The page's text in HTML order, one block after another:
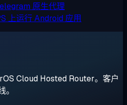
原生代理
上运行 Android 应用
Cloud Hosted Router。客户